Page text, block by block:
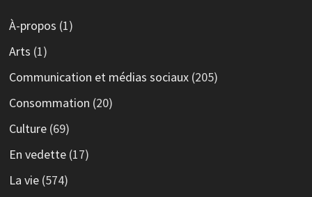
À-propos (1)
Arts (1)
Communication et médias sociaux(205)
Consommation (20)
Culture(69)
En vedette(17)
La vie(574)